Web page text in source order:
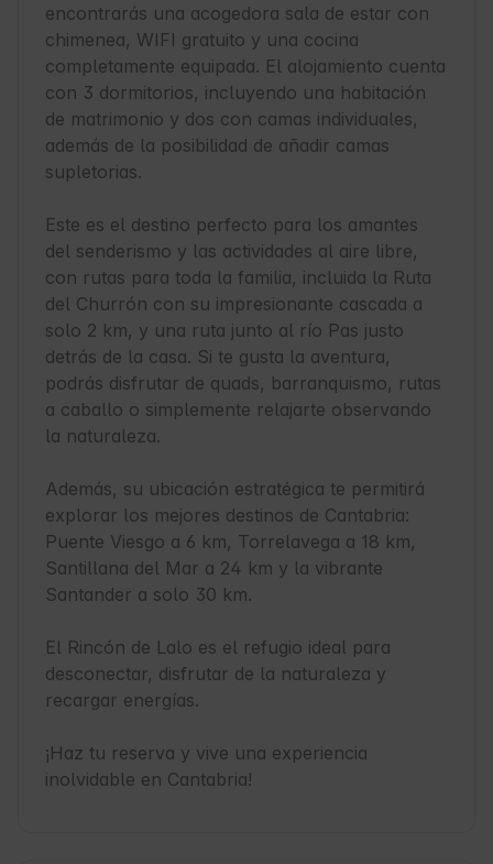
encontrarás una acogedora sala de estar con
chimenea, WIFI gratuito y una cocina
completamente equipada. El alojamiento cuenta
con 3 dormitorios, incluyendo una habitación
de matrimonio y dos con camas individuales,
además de la posibilidad de añadir camas
supletorias.
Este es el destino perfecto para los amantes
del senderismo y las actividades al aire libre,
con rutas para toda la familia, incluida la Ruta
del Churrón con su impresionante cascada a
solo 2 km, y una ruta junto al río Pas justo
detrás de la casa. Si te gusta la aventura,
podrás disfrutar de quads, barranquismo, rutas
a caballo o simplemente relajarte observando
la naturaleza.
Además, su ubicación estratégica te permitirá
explorar los mejores destinos de Cantabria:
Puente Viesgo a 6 km, Torrelavega a 18 km,
Santillana del Mar a 24 km y la vibrante
Santander a solo 30 km.
El Rincón de Lalo es el refugio ideal para
desconectar, disfrutar de la naturaleza y
recargar energías.
¡Haz tu reserva y vive una experiencia
inolvidable en Cantabria!